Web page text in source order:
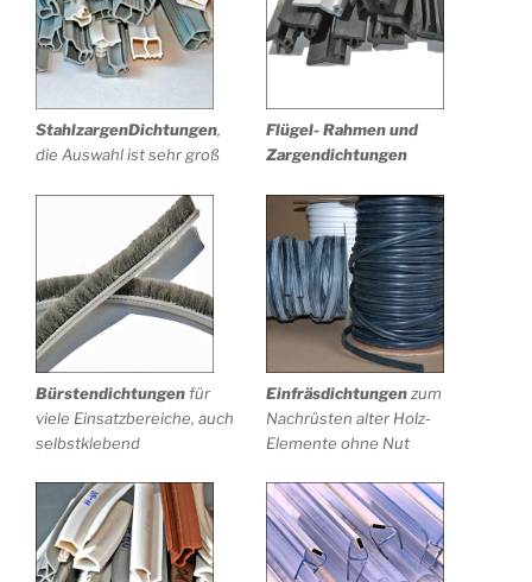
StahlzargenDichtungen,
die Auswahl ist sehr groß
Flügel- Rahmen und
Zargendichtungen
Bürstendichtungenfür
viele Einsatzbereiche, auch
selbstklebend
Einfräsdichtungenzum
Nachrüsten alter Holz-
Elemente ohne Nut